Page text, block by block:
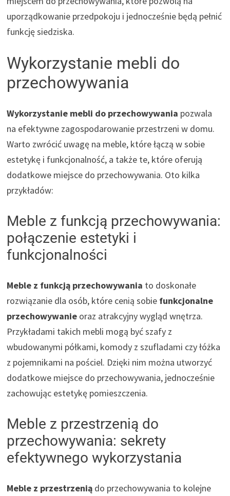
uporządkowanie przedpokoju i jednocześnie będą pełnić
funkcję siedziska.
Wykorzystanie mebli do
przechowywania
Wykorzystanie mebli do przechowywania pozwala
na efektywne zagospodarowanie przestrzeni w domu.
Warto zwrócić uwagę na meble, które łączą w sobie
estetykę i funkcjonalność, a także te, które oferują
dodatkowe miejsce do przechowywania. Oto kilka
przykładów:
Meble z funkcją przechowywania:
połączenie estetyki i
funkcjonalności
Meble z funkcją przechowywania to doskonałe
rozwiązanie dla osób, które cenią sobie funkcjonalne
przechowywanie oraz atrakcyjny wygląd wnętrza.
Przykładami takich mebli mogą być szafy z
wbudowanymi półkami, komody z szufladami czy łóżka
z pojemnikami na pościel. Dzięki nim można utworzyć
dodatkowe miejsce do przechowywania, jednocześnie
zachowując estetykę pomieszczenia.
Meble z przestrzenią do
przechowywania: sekrety
efektywnego wykorzystania
Meble z przestrzenią do przechowywania to kolejne